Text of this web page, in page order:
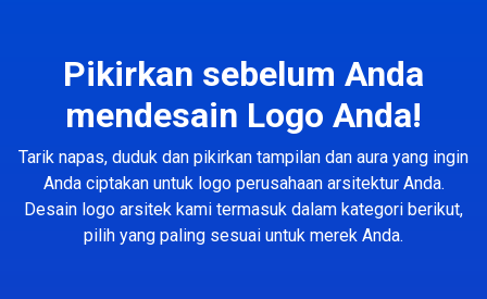
Pikirkan sebelum Anda
mendesain Logo Anda!
Tarik napas, duduk dan pikirkan tampilan dan aura yang ingin
Anda ciptakan untuk logo perusahaan arsitektur Anda.
Desain logo arsitek kami termasuk dalam kategori berikut,
pilih yang paling sesuai untuk merek Anda.